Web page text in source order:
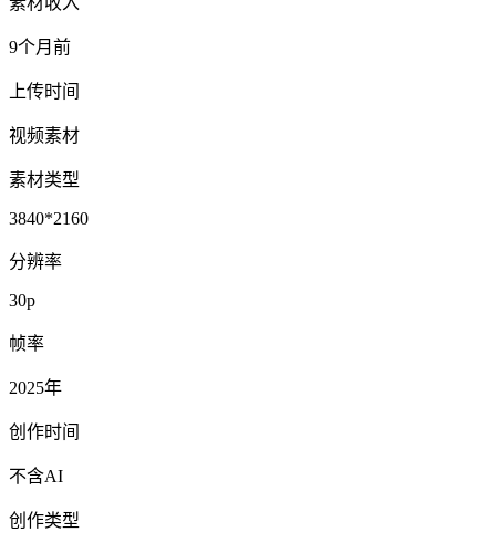
9个月前
上传时间
视频素材
素材类型
3840*2160
分辨率
30p
帧率
2025年
创作时间
不含AI
创作类型